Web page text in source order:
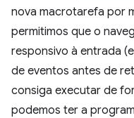
nova macrotarefa por
permitimos que o
responsivo à entrada
de eventos antes de
consiga executar de
podemos ter a